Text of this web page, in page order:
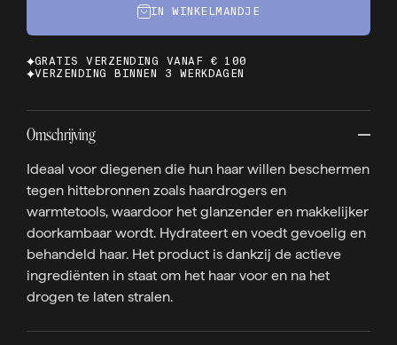
IN WINKELMANDJE
GRATIS VERZENDING VANAF € 100
VERZENDING BINNEN 3 WERKDAGEN
Omschrijving
Ideaal voor diegenen die hun haar willen beschermen
tegen hittebronnen zoals haardrogers en
warmtetools, waardoor het glanzender en makkelijker
doorkambaar wordt. Hydrateert en voedt gevoelig en
behandeld haar. Het product is dankzij de actieve
ingrediënten in staat om het haar voor en na het
drogen te laten stralen.